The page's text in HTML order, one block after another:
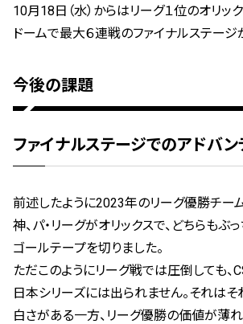
10月18日（水）からはリーグ１位のオリッ
ドームで最大６連戦のファイナルステージ
今後の課題
ファイナルステージでのアドバン
前述したように2023年のリーグ優勝チー
神、パ・リーグがオリックスで、どちらもぶ
ゴールテープを切りました。
ただこのようにリーグ戦では圧倒しても、
日本シリーズには出られません。それは
白さがある一方、リーグ優勝の価値が薄